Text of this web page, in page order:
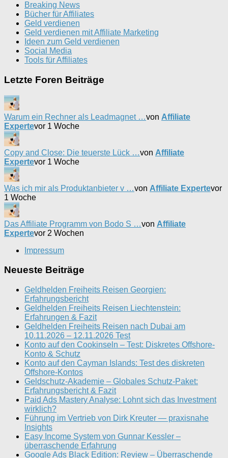
Breaking News
Bücher für Affiliates
Geld verdienen
Geld verdienen mit Affiliate Marketing
Ideen zum Geld verdienen
Social Media
Tools für Affiliates
Letzte Foren Beiträge
Warum ein Rechner als Leadmagnet …von Affiliate
Expertevor 1 Woche
Copy and Close: Die teuerste Lück …von Affiliate
Expertevor 1 Woche
Was ich mir als Produktanbieter v …von Affiliate Expertevor
1 Woche
Das Affiliate Programm von Bodo S …von Affiliate
Expertevor 2 Wochen
Impressum
Neueste Beiträge
Geldhelden Freiheits Reisen Georgien:
Erfahrungsbericht
Geldhelden Freiheits Reisen Liechtenstein:
Erfahrungen & Fazit
Geldhelden Freiheits Reisen nach Dubai am
10.11.2026 – 12.11.2026 Test
Konto auf den Cookinseln – Test: Diskretes Offshore-
Konto & Schutz
Konto auf den Cayman Islands: Test des diskreten
Offshore-Kontos
Geldschutz-Akademie – Globales Schutz-Paket:
Erfahrungsbericht & Fazit
Paid Ads Mastery Analyse: Lohnt sich das Investment
wirklich?
Führung im Vertrieb von Dirk Kreuter — praxisnahe
Insights
Easy Income System von Gunnar Kessler –
überraschende Erfahrung
Google Ads Black Edition: Review – Überraschende